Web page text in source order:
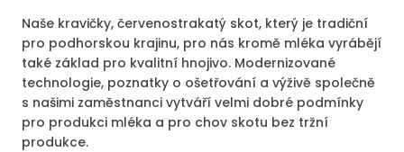
Naše kravičky, červenostrakatý skot, který je tradiční
pro podhorskou krajinu, pro nás kromě mléka vyrábějí
také základ pro kvalitní hnojivo. Modernizované
technologie, poznatky o ošetřování a výživě společně
s našimi zaměstnanci vytváří velmi dobré podmínky
pro produkci mléka a pro chov skotu bez tržní
produkce.